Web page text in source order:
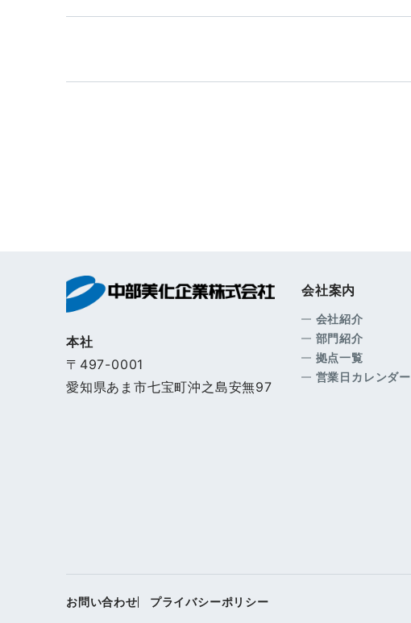
本社
〒497-0001
愛知県あま市七宝町沖之島安無97
会社案内
会社紹介
部門紹介
拠点一覧
営業日カレンダー
お問い合わせ プライバシーポリシー